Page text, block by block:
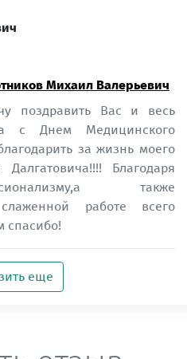
Михаил Валерьевич
поздравить Вас и весь
с Днем Медицинского
за жизнь моего
Благодаря
также
работе всего
спасибо!
еще